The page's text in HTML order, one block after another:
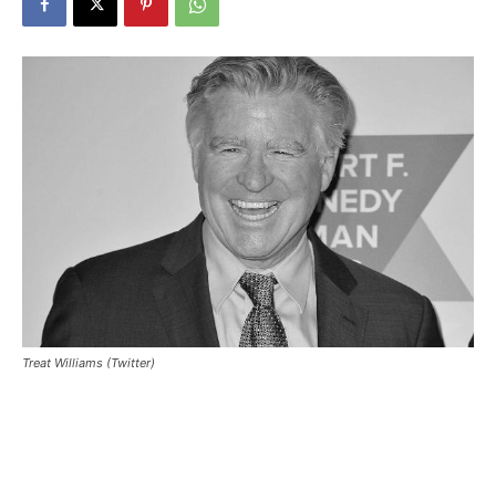
Treat Williams (Twitter)